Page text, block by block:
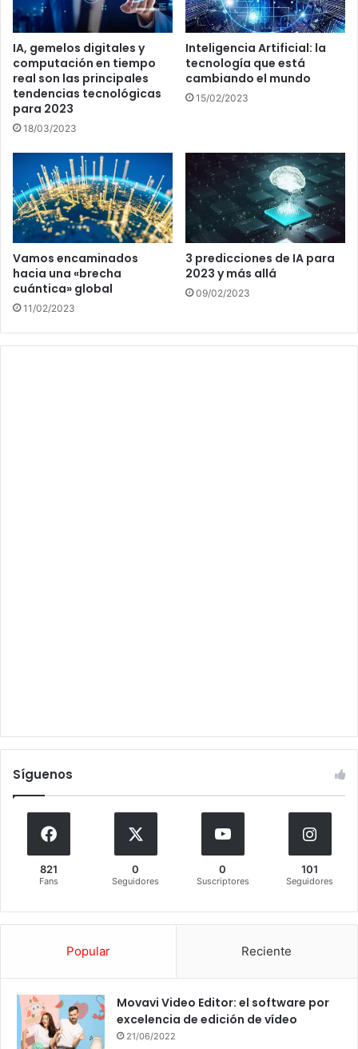
IA, gemelos digitales y
computación en tiempo
real son las principales
tendencias tecnológicas
para 2023
18/03/2023
Inteligencia Artificial: la
tecnología que está
cambiando el mundo
15/02/2023
Vamos encaminados
hacia una «brecha
cuántica» global
11/02/2023
3 predicciones de IA para
2023 y más allá
09/02/2023
Síguenos
821
Fans
0
Seguidores
0
Suscriptores
101
Seguidores
Popular Reciente
Movavi Video Editor: el software por
excelencia de edición de vídeo
21/06/2022